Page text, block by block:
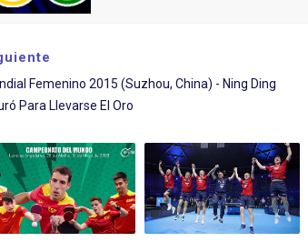
Femenino 2015 (Suzhou, China) - Ning Ding
Para Llevarse El Oro